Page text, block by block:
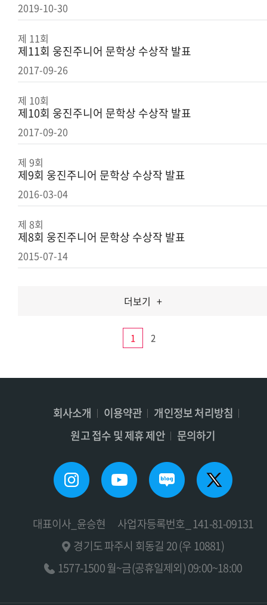
2019-10-30
제 11회
제11회 웅진주니어 문학상 수상작 발표
2017-09-26
제 10회
제10회 웅진주니어 문학상 수상작 발표
2017-09-20
제 9회
제9회 웅진주니어 문학상 수상작 발표
2016-03-04
제 8회
제8회 웅진주니어 문학상 수상작 발표
2015-07-14
더보기 +
1 2
회사소개 이용약관
개인정보 처리방침
원고 접수 및 제휴 제안
문의하기
대표이사_윤승현
사업자등록번호_ 141-81-09131
경기도 파주시 회동길 20 (우 10881)
1577-1500 월~금(공휴일제외) 09:00~18:00